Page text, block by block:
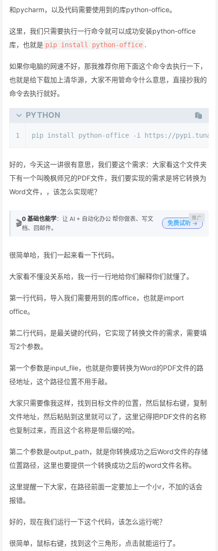
和pycharm，以及代码需要使用到的库python-office。
这里，我们只需要执行一行命令就可以成功安装python-office
库，也就是 pip install python-office .
如果你电脑的网速不好，那我推荐你用下面这个命令去执行一下，
也就是给下载加上清华源，大家不用管命令什么意思，直接抄我的
命令去执行就好。
PYTHON
1 pip install python-office -i https://
好的，今天这一讲很有意思，我们要这个需求：大家看这个文件夹
下有一个叫晚枫师兄的PDF文件，我们要实现的需求是将它转换为
Word文件，，该怎么实现呢？
🎬0 基础也能学：让 AI + 自动化办公 帮你做表、写文
档、回邮件。
免费试听 →
很简单哈，我们一起来看一下代码。
大家看不懂没关系哈，我一行一行地给你们解释你们就懂了。
第一行代码，导入我们需要用到的库office，也就是import
office。
第二行代码，是最关键的代码，它实现了转换文件的需求，需要填
写2个参数。
第一个参数是input_file，也就是你要转换为Word的PDF文件的路
径地址，这个路径位置不用手敲。
大家只需要像我这样，找到目标文件的位置，然后鼠标右键，复制
文件地址，然后粘贴到这里就可以了，这里记得把PDF文件的名称
也复制过来，而且这个名称是带后缀的哈。
第二个参数是output_path，就是你转换成功之后Word文件的存储
位置路径，这里也要提供一个转换成功之后的word文件名称。
这里提醒一下大家，在路径前面一定要加上一个小r，不加的话会
报错。
好的，现在我们运行一下这个代码，该怎么运行呢？
很简单，鼠标右键，找到这个三角形，点击就能运行了。